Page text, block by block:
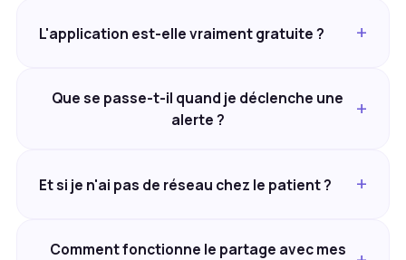
L'application est-elle vraiment gratuite ?
Que se passe-t-il quand je déclenche une
alerte ?
Et si je n'ai pas de réseau chez le patient ?
Comment fonctionne le partage avec mes